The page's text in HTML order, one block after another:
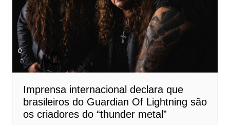
Imprensa internacional declara que
brasileiros do Guardian Of Lightning são
os criadores do “thunder metal”